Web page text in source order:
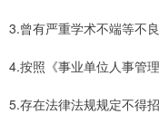
3.曾有严重学术不端等不
4.按照《事业单位人事管
5.存在法律法规规定不得